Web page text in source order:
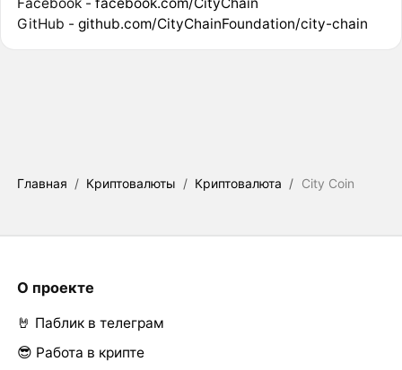
GitHub - github.com/CityChainFoundation/city-chain
Главная / Криптовалюты / Криптовалюта / City Coin
О проекте
🤘 Паблик в телеграм
😎 Работа в крипте